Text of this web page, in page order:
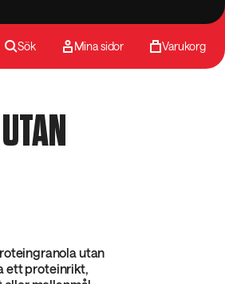
Sök Mina sidor Varukorg
utan
ett proteinrikt,